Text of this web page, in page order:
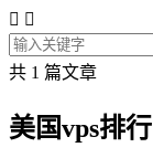
 
共 1 篇文章
美国vps排行